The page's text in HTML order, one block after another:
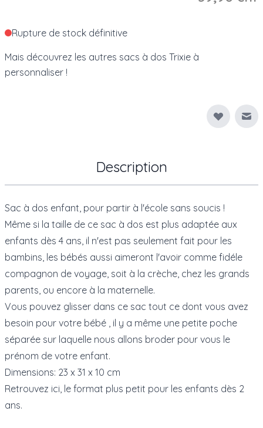
Rupture de stock définitive
Mais découvrez les autres sacs à dos Trixie à
personnaliser !
Description
Sac à dos enfant, pour partir à l'école sans soucis !
Même si la taille de ce sac à dos est plus adaptée aux
enfants dès 4 ans, il n'est pas seulement fait pour les
bambins, les bébés aussi aimeront l'avoir comme fidéle
compagnon de voyage, soit à la crèche, chez les grands
parents, ou encore à la maternelle.
Vous pouvez glisser dans ce sac tout ce dont vous avez
besoin pour votre bébé , il y a même une petite poche
séparée sur laquelle nous allons broder pour vous le
prénom de votre enfant.
Dimensions: 23 x 31 x 10 cm
Retrouvez ici , le format plus petit pour les enfants dès 2
ans.